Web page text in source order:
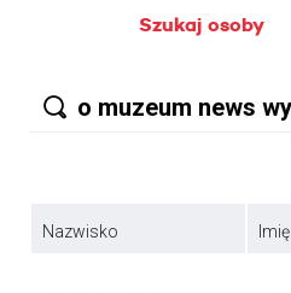
Szukaj osoby
Nazwisko Imię